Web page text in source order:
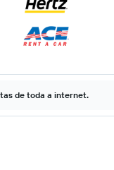
de toda a internet.